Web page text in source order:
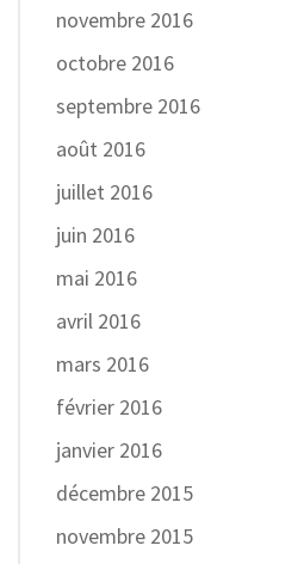
novembre 2016
octobre 2016
septembre 2016
août 2016
juillet 2016
juin 2016
mai 2016
avril 2016
mars 2016
février 2016
janvier 2016
décembre 2015
novembre 2015